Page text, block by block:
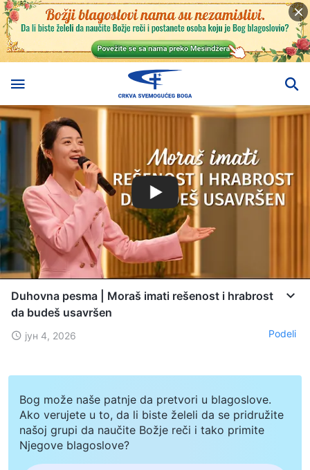
Duhovna pesma | Moraš imati rešenost i hrabrost
da budeš usavršen
јун 4, 2026 Podeli
Bog može naše patnje da pretvori u blagoslove.
Ako verujete u to, da li biste želeli da se pridružite
našoj grupi da naučite Božje reči i tako primite
Njegove blagoslove?